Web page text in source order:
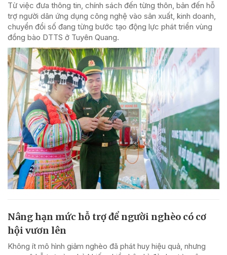
Từ việc đưa thông tin, chính sách đến từng thôn, bản đến hỗ
trợ người dân ứng dụng công nghệ vào sản xuất, kinh doanh,
chuyển đổi số đang từng bước tạo động lực phát triển vùng
đồng bào DTTS ở Tuyên Quang.
Nâng hạn mức hỗ trợ để người nghèo có cơ
hội vươn lên
Không ít mô hình giảm nghèo đã phát huy hiệu quả, nhưng